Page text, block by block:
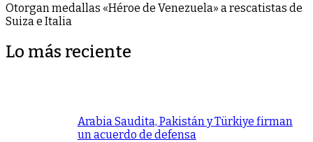
Otorgan medallas «Héroe de Venezuela» a rescatistas de
Suiza e Italia
Lo más reciente
Arabia Saudita, Pakistán y Türkiye firman
un acuerdo de defensa